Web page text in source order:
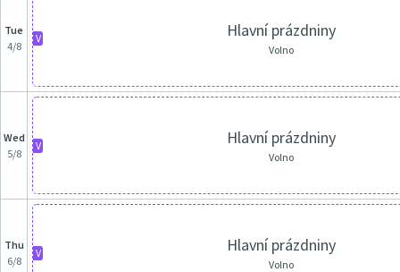
Tue
4/8
V Hlavní prázdniny
Volno
Wed
5/8
V Hlavní prázdniny
Volno
Thu
6/8
V Hlavní prázdniny
Volno